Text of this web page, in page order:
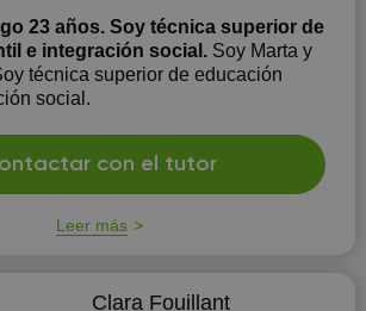
23 años. Soy técnica superior de
e integración social. Soy Marta y
técnica superior de educación
social.
con el tutor
Leer más
Clara Fouillant